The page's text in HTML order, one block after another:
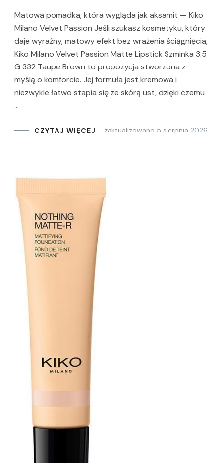
Matowa pomadka, która wygląda jak aksamit — Kiko
Milano Velvet Passion Jeśli szukasz kosmetyku, który
daje wyraźny, matowy efekt bez wrażenia ściągnięcia,
Kiko Milano Velvet Passion Matte Lipstick Szminka 3.5
G 332 Taupe Brown to propozycja stworzona z
myślą o komforcie. Jej formuła jest kremowa i
niezwykle łatwo stapia się ze skórą ust, dzięki czemu
…
CZYTAJ WIĘCEJ zaktualizowano 5 sierpnia 2026